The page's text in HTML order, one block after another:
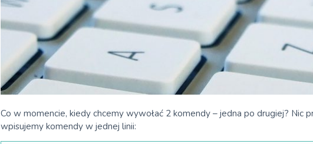
Co w momencie, kiedy chcemy wywołać 2 komendy – jedna po drugiej? Nic
wpisujemy komendy w jednej linii: